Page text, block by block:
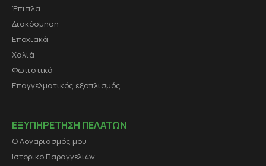
Έπιπλα
Διακόσμηση
Εποχιακά
Χαλιά
Φωτιστικά
Επαγγελματικός εξοπλισμός
ΕΞΥΠΗΡΕΤΗΣΗ ΠΕΛΑΤΩΝ
Ο Λογαριασμός μου
Ιστορικό Παραγγελιών